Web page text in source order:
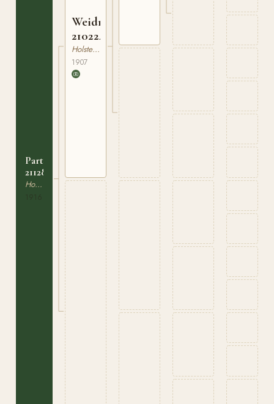
Partie
211284316
Holsteiner
Weidmann
210224907
Holsteiner
1907